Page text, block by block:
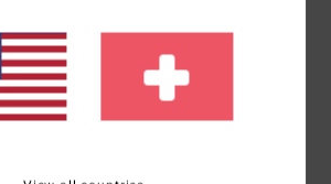
Kunden empfehlen dieses Produkt
Preis-Leistungs-Verhältnis